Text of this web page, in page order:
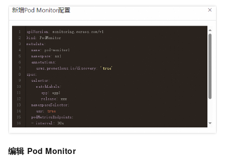
编辑 Pod Monitor